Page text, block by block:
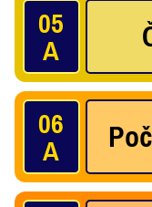
05
A
06
A